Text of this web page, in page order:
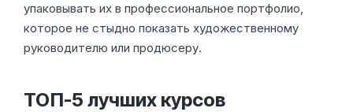
ТОП-5 лучших курсов
упаковывать их в профессиональное портфолио,
которое не стыдно показать художественному
руководителю или продюсеру.